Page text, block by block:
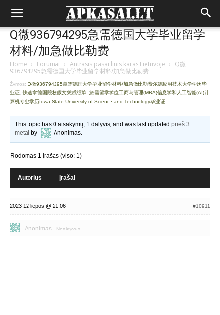
Q微936794295急需德国大学毕业留学
材料/加急做比勒费
Home › Forumai › Antrasis pasaulinis karas Lietuvoje › Q微
936794295急需德国大学毕业留学材料/加急做比勒费
Žymos: Q微936794295急需德国大学毕业留学材料/加急做比勒费尔德应用技术大学学历毕
业证 快速拿德国院校假文凭成绩单 急需留学学位工商与管理(MBA)信息学和人工智能(AI)计
算机专业学历Iowa State University of Science and Technology毕业证
This topic has 0 atsakymų, 1 dalyvis, and was last updatedprieš 3
metai by Anonimas.
Rodomas 1 įrašas (viso: 1)
Autorius Įrašai
2023 12 liepos @ 21:06 #10911
Anonimas Neaktyvus